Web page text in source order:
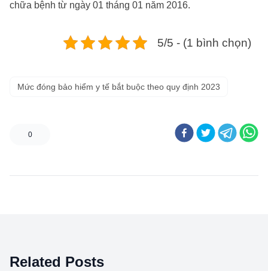
chữa bệnh từ ngày 01 tháng 01 năm 2016.
5/5 - (1 bình chọn)
Mức đóng bảo hiểm y tế bắt buộc theo quy định 2023
0
Related Posts